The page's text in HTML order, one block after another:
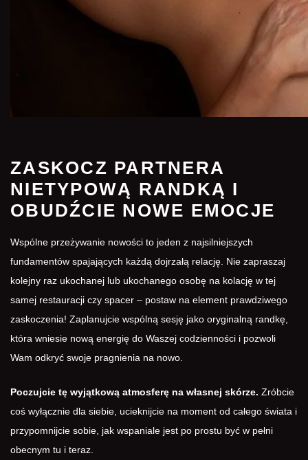
ZASKOCZ PARTNERA
NIETYPOWĄ RANDKĄ I
OBUDŹCIE NOWE EMOCJE
Wspólne przeżywanie nowości to jeden z najsilniejszych
fundamentów spajających każdą dojrzałą relację. Nie zapraszaj
kolejny raz ukochanej lub ukochanego osobę na kolację w tej
samej restauracji czy spacer – postaw na element prawdziwego
zaskoczenia! Zaplanujcie wspólną sesję jako oryginalną randkę,
która wniesie nową energię do Waszej codzienności i pozwoli
Wam odkryć swoje pragnienia na nowo.
Poczujcie tę wyjątkową atmosferę na własnej skórze. Zróbcie
coś wyłącznie dla siebie, ucieknijcie na moment od całego świata i
przypomnijcie sobie, jak wspaniale jest po prostu być w pełni
obecnym tu i teraz.